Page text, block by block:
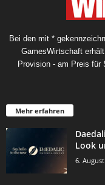
Bei den mit *
GamesWirtschaft
Provision - am Preis für
Mehr erfahren
Look
6.